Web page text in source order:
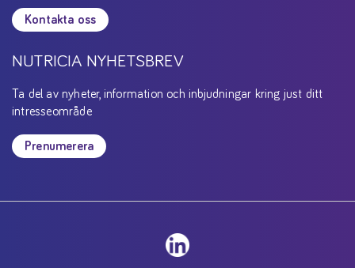
Kontakta oss
NUTRICIA NYHETSBREV
Ta del av nyheter, information och inbjudningar kring just ditt
intresseområde
Prenumerera